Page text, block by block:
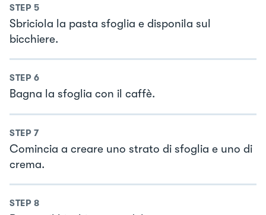
STEP 5
Sbriciola la pasta sfoglia e disponila sul
bicchiere.
STEP 6
Bagna la sfoglia con il caffè.
STEP 7
Comincia a creare uno strato di sfoglia e uno di
crema.
STEP 8